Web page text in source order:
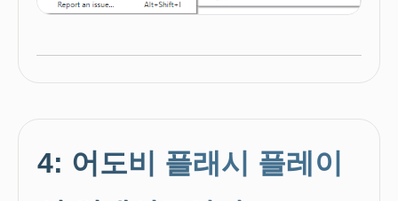
4: 어도비 플래시 플레이